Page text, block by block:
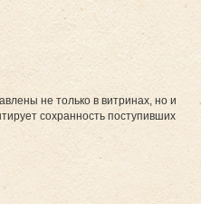
не только в витринах, но и
сохранность поступивших